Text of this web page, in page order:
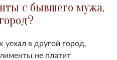
с бывшего мужа,
в другой город,
не платит